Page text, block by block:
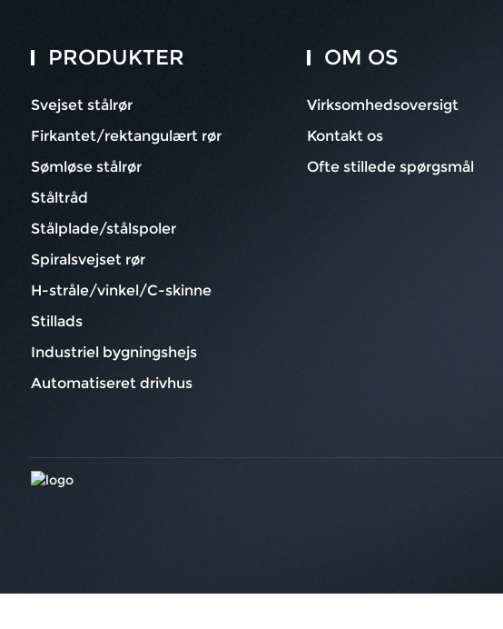
PRODUKTER
Svejset stålrør
Firkantet/rektangulært rør
Sømløse stålrør
Ståltråd
Stålplade/stålspoler
Spiralsvejset rør
H-stråle/vinkel/C-skinne
Stillads
Industriel bygningshejs
Automatiseret drivhus
OM OS
Virksomhedsoversigt
Kontakt os
Ofte stillede spørgsmål